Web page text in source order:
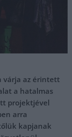
várja az érintett
a hatalmas
projektjével
arra
kapjanak